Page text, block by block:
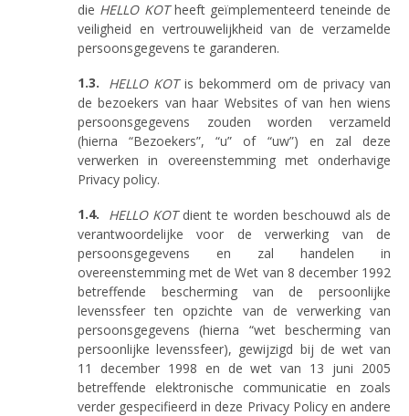
die HELLO KOTheeft geïmplementeerd teneinde de
veiligheid en vertrouwelijkheid van de verzamelde
persoonsgegevens te garanderen.
HELLO KOTis bekommerd om de privacy van
de bezoekers van haar Websites of van hen wiens
persoonsgegevens zouden worden verzameld
(hierna “Bezoekers”, “u” of “uw”) en zal deze
verwerken in overeenstemming met onderhavige
Privacy policy.
HELLO KOTdient te worden beschouwd als de
verantwoordelijke voor de verwerking van de
persoonsgegevens en zal handelen in
overeenstemming met de Wet van 8 december 1992
betreffende bescherming van de persoonlijke
levenssfeer ten opzichte van de verwerking van
persoonsgegevens (hierna “wet bescherming van
persoonlijke levenssfeer), gewijzigd bij de wet van
11 december 1998 en de wet van 13 juni 2005
betreffende elektronische communicatie en zoals
verder gespecifieerd in deze Privacy Policy en andere